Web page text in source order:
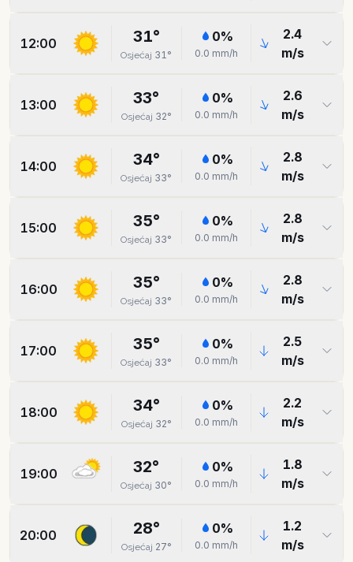
12:00 31°
Osjećaj 31°
0%
0.0 mm/h
2.4
m/s
13:00 33°
Osjećaj 32°
0%
0.0 mm/h
2.6
m/s
14:00 34°
Osjećaj 33°
0%
0.0 mm/h
2.8
m/s
15:00 35°
Osjećaj 33°
0%
0.0 mm/h
2.8
m/s
16:00 35°
Osjećaj 33°
0%
0.0 mm/h
2.8
m/s
17:00 35°
Osjećaj 33°
0%
0.0 mm/h
2.5
m/s
18:00 34°
Osjećaj 32°
0%
0.0 mm/h
2.2
m/s
19:00 32°
Osjećaj 30°
0%
0.0 mm/h
1.8
m/s
20:00 28°
Osjećaj 27°
0%
0.0 mm/h
1.2
m/s